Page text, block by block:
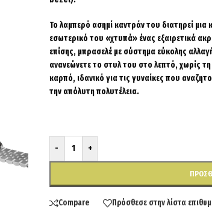
Το λαμπερό ασημί καντράν του διατηρεί
εσωτερικό του «χτυπά» ένας εξαιρετικά
επίσης, μπρασελέ με σύστημα εύκολης
ανανεώνετε το στυλ του στο λεπτό, χωρίς
καρπό, ιδανικό για τις γυναίκες που
την απόλυτη πολυτέλεια.
- +
Compare Πρόσθεσε στην λίστα